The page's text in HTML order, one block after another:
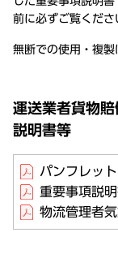
前に必ずご覧くださ
無断での使用・複製
運送業者貨物
説明書等
パンフレッ
重要事項説
物流管理者